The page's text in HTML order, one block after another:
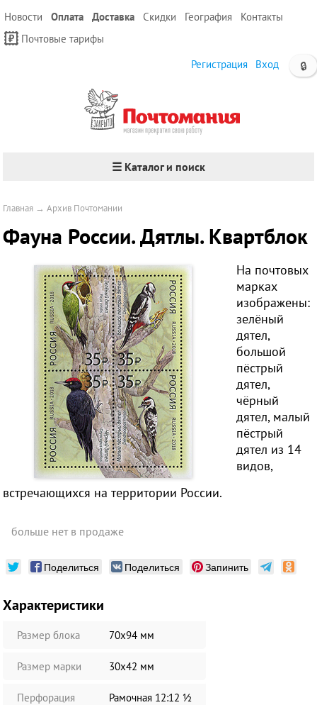
Новости Оплата Доставка Скидки География
Контакты
Почтовые тарифы
🔒
Регистрация Вход
☰ Каталог и поиск
Главная →Архив Почтомании
Фауна России. Дятлы. Квартблок
На почтовых
марках
изображены:
зелёный
дятел,
большой
пёстрый
дятел,
чёрный
дятел, малый
пёстрый
дятел из 14
видов,
встречающихся на территории России.
больше нет в продаже
Поделиться Поделиться Запинить
Характеристики
Размер блока 70х94 мм
Размер марки 30х42 мм
Перфорация Рамочная 12:12 ½